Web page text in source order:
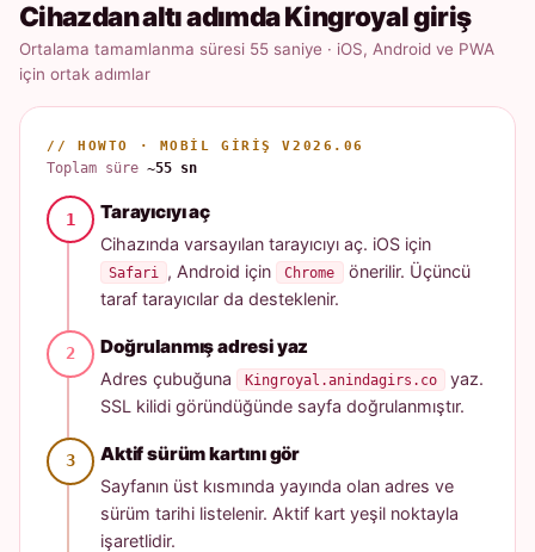
Cihazdan altı adımda Kingroyal giriş
Ortalama tamamlanma süresi 55 saniye · iOS, Android ve PWA
için ortak adımlar
// HOWTO · MOBIL GIRIŞ V2026.06
Toplam süre~55 sn
Tarayıcıyı aç
Cihazında varsayılan tarayıcıyı aç. iOS için
Safari , Android için Chrome
önerilir. Üçüncü
taraf tarayıcılar da desteklenir.
Doğrulanmış adresi yaz
Adres çubuğuna Kingroyal.anindagirs.co
yaz.
SSL kilidi göründüğünde sayfa doğrulanmıştır.
Aktif sürüm kartını gör
Sayfanın üst kısmında yayında olan adres ve
sürüm tarihi listelenir. Aktif kart yeşil noktayla
işaretlidir.